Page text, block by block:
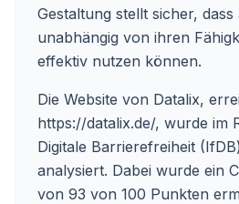
Gestaltung stellt sicher,
unabhängig von ihren
effektiv nutzen können.
Die Website von Datalix,
https://datalix.de/, wurde im
Digitale Barrierefreiheit
analysiert. Dabei wurde ein
von 93 von 100 Punkten